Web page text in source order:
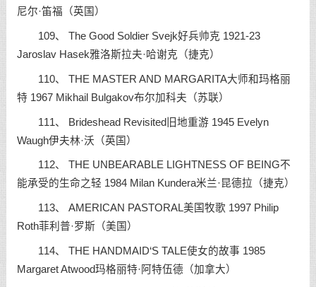
尼尔·笛福（英国）
109、 The Good Soldier Svejk好兵帅克 1921-23
Jaroslav Hasek雅洛斯拉夫·哈谢克（捷克）
110、 THE MASTER AND MARGARITA大师和玛格丽
特 1967 Mikhail Bulgakov布尔加科夫（苏联）
111、 Brideshead Revisited旧地重游 1945 Evelyn
Waugh伊夫林·沃（英国）
112、 THE UNBEARABLE LIGHTNESS OF BEING不
能承受的生命之轻 1984 Milan Kundera米兰·昆德拉（捷克）
113、 AMERICAN PASTORAL美国牧歌 1997 Philip
Roth菲利普·罗斯（美国）
114、 THE HANDMAID‘S TALE使女的故事 1985
Margaret Atwood玛格丽特·阿特伍德（加拿大）